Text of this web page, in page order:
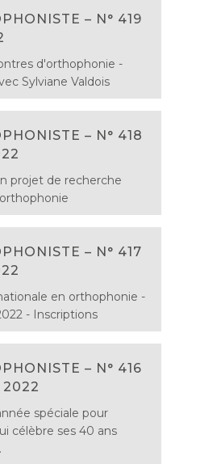
– N° 419
d'orthophonie -
Sylviane Valdois
– N° 418
projet de recherche
– N° 417
en orthophonie -
- Inscriptions
– N° 416
2022
spéciale pour
célèbre ses 40 ans